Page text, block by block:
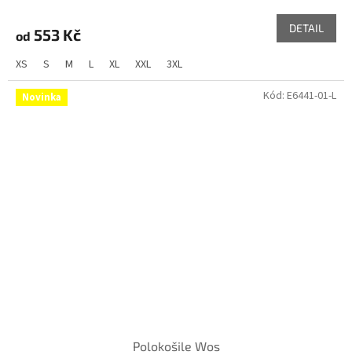
od 553 Kč DETAIL
XS S M L XL XXL 3XL
Novinka
Polokošile Wos
Kód: E6441-01-L